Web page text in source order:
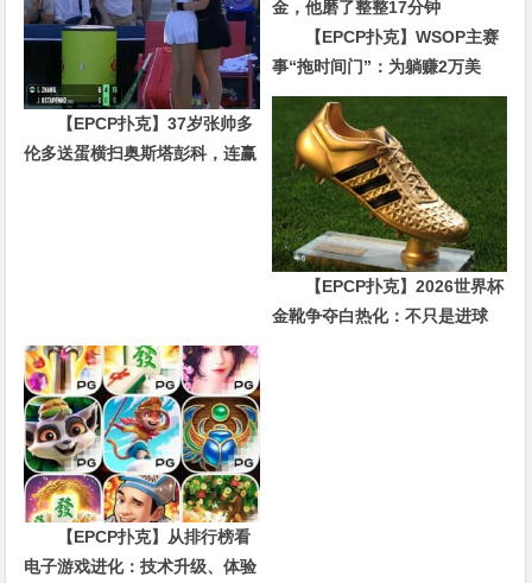
【EPCP扑克】37岁张帅多
伦多送蛋横扫奥斯塔彭科，连赢
【EPCP扑克】WSOP主赛
事“拖时间门”：为躺赚2万美
金，他磨了整整17分钟
【EPCP扑克】2026世界杯
金靴争夺白热化：不只是进球
【EPCP扑克】从排行榜看
电子游戏进化：技术升级、体验